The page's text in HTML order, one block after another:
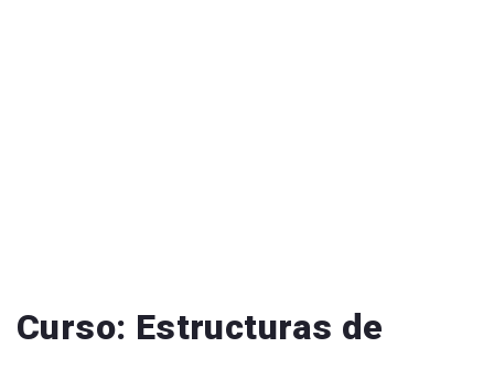
Curso: Estructuras de